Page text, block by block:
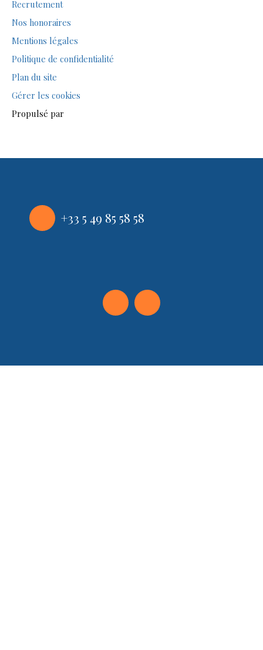
Recrutement
Nos honoraires
Mentions légales
Politique de confidentialité
Plan du site
Gérer les cookies
Propulsé par
+33 5 49 85 58 58